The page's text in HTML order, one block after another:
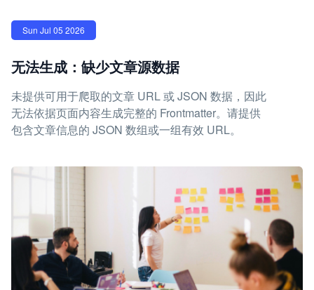
Sun Jul 05 2026
无法生成：缺少文章源数据
未提供可用于爬取的文章 URL 或 JSON 数据，因此
无法依据页面内容生成完整的 Frontmatter。请提供
包含文章信息的 JSON 数组或一组有效 URL。